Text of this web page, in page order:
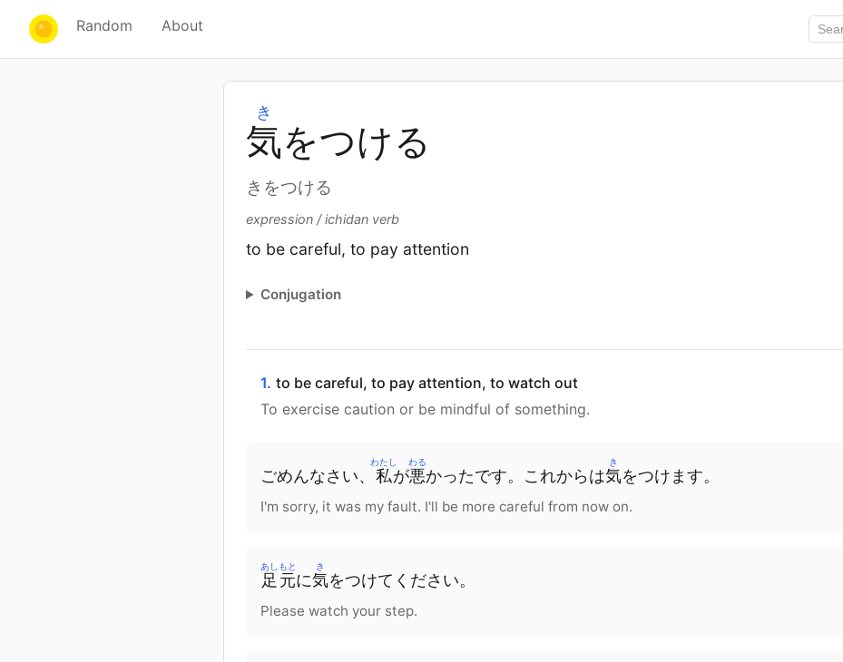
Random About
気
き
をつける
きをつける
expression / ichidan verb
to be careful, to pay attention
Conjugation
1. to be careful, to pay attention, to watch out
To exercise caution or be mindful of something.
ごめんなさい、 私
わたし
が悪
わる
かったです。これから は気
き
をつけます。
I'm sorry, it was my fault. I'll be more careful from now on.
足元
あしもと
に気
き
をつけて ください。
Please watch your step.